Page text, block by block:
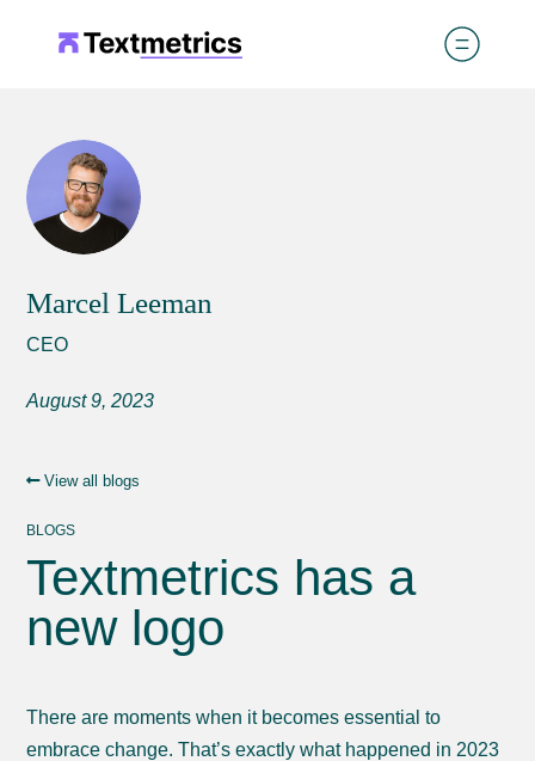
Marcel Leeman
CEO
August 9, 2023
View all blogs
BLOGS
Textmetrics has a
new logo
There are moments when it becomes essential to
embrace change. That’s exactly what happened in 2023